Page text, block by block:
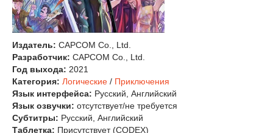
Издатель: CAPCOM Co., Ltd.
Разработчик: CAPCOM Co., Ltd.
Год выхода: 2021
Категория: Логические / Приключения
Язык интерфейса: Русский, Английский
Язык озвучки: отсутствует/не требуется
Субтитры: Русский, Английский
Таблетка: Присутствует (CODEX)